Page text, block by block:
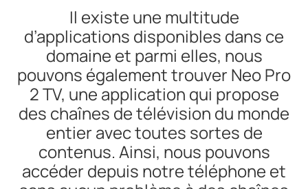
Il existe une multitude
d’applications disponibles dans ce
domaine et parmi elles, nous
pouvons également trouver Neo Pro
2 TV, une application qui propose
des chaînes de télévision du monde
entier avec toutes sortes de
contenus. Ainsi, nous pouvons
accéder depuis notre téléphone et